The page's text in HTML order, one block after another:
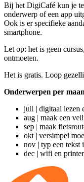
Bij het DigiCafé kun je
onderwerp of een app
Ook is er specifieke
smartphone.
Let op: het is geen
ontmoeten.
Het is gratis. Loop
Onderwerpen per
juli | digitaal lezen
aug | maak een
sep | maak
okt | versimpel
nov | typ een
dec | wifi en